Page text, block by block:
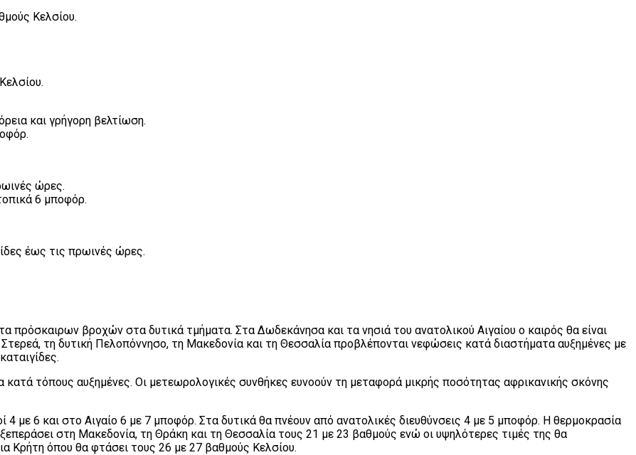
Κελσίου.
και γρήγορη βελτίωση.
ώρες.
6 μποφόρ.
έως τις πρωινές ώρες.
πρόσκαιρων βροχών στα δυτικά τμήματα. Στα Δωδεκάνησα και τα νησιά του ανατολικού Αιγαίου ο καιρός θα είναι
Στερεά, τη δυτική Πελοπόννησο, τη Μακεδονία και τη Θεσσαλία προβλέπονται νεφώσεις κατά διαστήματα αυξημένες με
τόπους αυξημένες. Οι μετεωρολογικές συνθήκες ευνοούν τη μεταφορά μικρής ποσότητας αφρικανικής σκόνης
4 με 6 και στο Αιγαίο 6 με 7 μποφόρ. Στα δυτικά θα πνέουν από ανατολικές διευθύνσεις 4 με 5 μποφόρ. Η θερμοκρασία
στη Μακεδονία, τη Θράκη και τη Θεσσαλία τους 21 με 23 βαθμούς ενώ οι υψηλότερες τιμές της θα
Κρήτη όπου θα φτάσει τους 26 με 27 βαθμούς Κελσίου.